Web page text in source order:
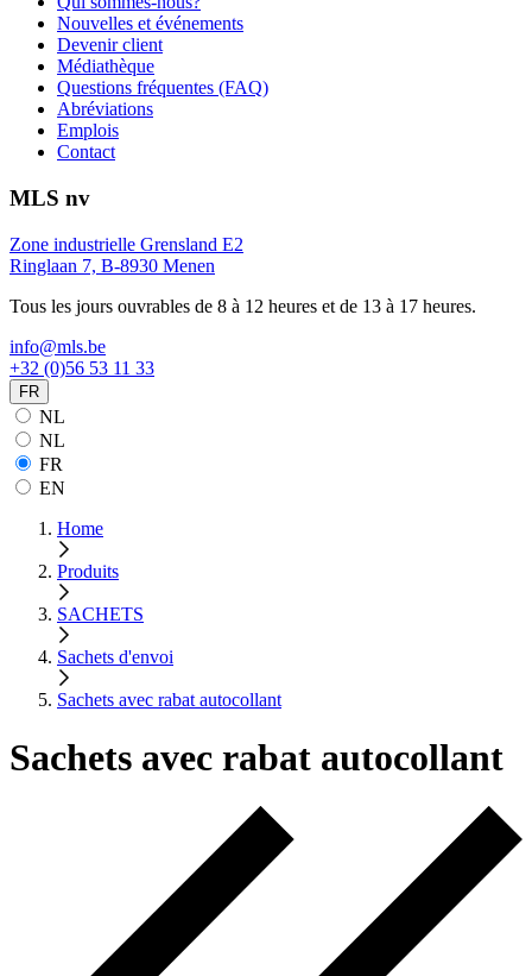
Nouvelles et événements
Devenir client
Médiathèque
Questions fréquentes (FAQ)
Abréviations
Emplois
Contact
MLS nv
Zone industrielle Grensland E2
Ringlaan 7, B-8930 Menen
Tous les jours ouvrables de 8 à 12 heures et de 13 à 17 heures.
info@mls.be
+32 (0)56 53 11 33
FR
NL
NL
FR
EN
Home
Produits
SACHETS
Sachets d'envoi
Sachets avec rabat autocollant
Sachets avec rabat autocollant